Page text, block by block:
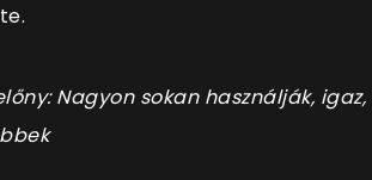
Nagyon sokan használják, igaz,